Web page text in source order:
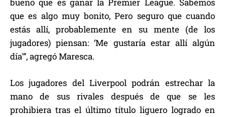
bueno que es ganar la Premier League. Sabemos
que es algo muy bonito, Pero seguro que cuando
estás allí, probablemente en su mente (de los
jugadores) piensan: ‘Me gustaría estar allí algún
día'”, agregó Maresca.
Los jugadores del Liverpool podrán estrechar la
mano de sus rivales después de que se les
prohibiera tras el último título liguero logrado en